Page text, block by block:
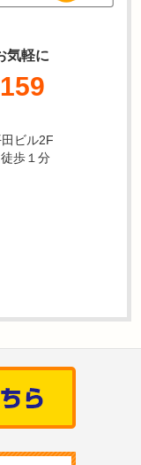
気軽に
ビル2F
歩１分